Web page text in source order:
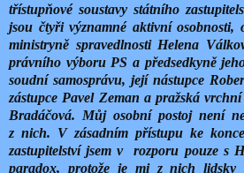
třístupňové soustavy státního
jsou čtyři významné aktivní osobnosti,
ministryně spravedlnosti Helena
právního výboru PS a předsedkyně
soudní samosprávu, její nástupce
zástupce Pavel Zeman a pražská
Bradáčová. Můj osobní postoj není
z nich. V zásadním přístupu ke
zastupitelství jsem v rozporu pouze s
paradox, protože je mi z nich lidsky